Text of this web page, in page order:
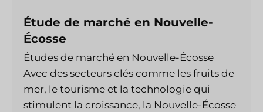
Étude de marché en Nouvelle-
Écosse
Études de marché en Nouvelle-Écosse
Avec des secteurs clés comme les fruits de
mer, le tourisme et la technologie qui
stimulent la croissance, la Nouvelle-Écosse